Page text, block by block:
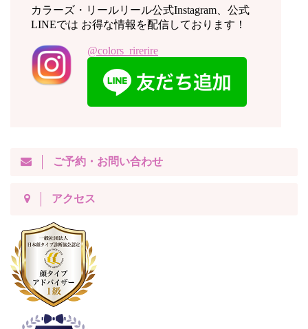
カラーズ・リールリール公式Instagram、公式
LINEでは お得な情報を配信しております！
@colors_rirerire
ご予約・お問い合わせ
アクセス